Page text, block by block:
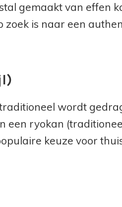
gemaakt van effen
is naar een
wordt
een ryokan
keuze voor